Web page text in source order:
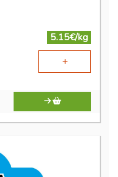
5.15€/kg
+